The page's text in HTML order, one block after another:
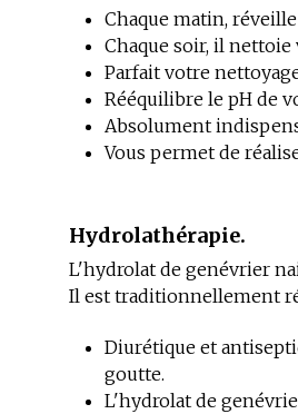
Chaque matin,
Chaque soir, il
Parfait votre
Rééquilibre le pH de
Absolument
Vous permet de
Hydrolathérapie.
L'hydrolat de genévrier
Il est traditionnellement
Diurétique et
goutte.
L'hydrolat de